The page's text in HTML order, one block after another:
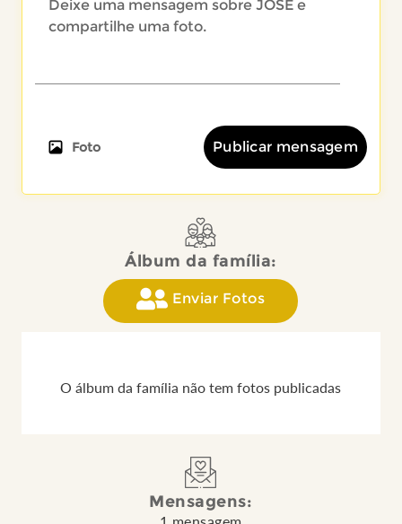
Foto Publicar mensagem
Álbum da família:
Enviar Fotos
O álbum da família não tem fotos publicadas
Mensagens: